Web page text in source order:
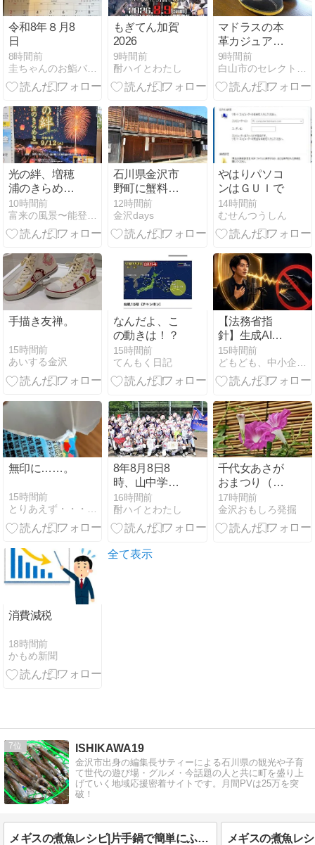
日。チケット
発売中！
令和8年８月8
日
8時間前
圭ちゃんのお鮨バンザイ
もぎてん加賀
2026
9時間前
酎ハイとわたし
マドラスの本
革カジュアル
シューズ
9時間前
光の絆、増穂
浦のきらめき
2026は9月12
日(土)開催
10時間前
石川県金沢市
野町に蟹料理
店『かにじぇ
んぬ 金沢』が
オープンする
12時間前
金沢days
やはりパソコ
ンはＧＵＩで
14時間前
むせんつうしん
手描き友禅。
15時間前
あいする金沢
なんだよ、こ
の動きは！？
15時間前
てんもく日記
【法務省指
針】生成AIの
「声の無断利
用」はどこか
らアウト？中
えるべき3類
型・実例と、
声を資産に変
える攻めの一
手
15時間前
無印に……。
15時間前
とりあえず・・・やってみよっ
8年8月8日8
時、山中学童
野球クラブ県
大会初戦、遊
学館甲子園初
16時間前
酎ハイとわたし
千代女あさが
おまつり（前
編）
17時間前
金沢おもしろ発掘
消費減税
18時間前
かもめ新聞
全て表示
7 ISHIKAWA19
金沢市出身の編集長サティーによる石川県の観光や子育
て世代の遊び場・グルメ・今話題の人と共に町を盛り上
げていく地域応援密着サイトです。月間PVは25万を突
破！
メギスの煮魚レシピ|片手鍋で簡単にふっくら！